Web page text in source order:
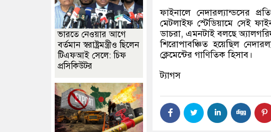
ফাইনালে নেদারল্যান্ডসের
মেটলাইফ স্টেডিয়ামে সেই
ডাচরা,এমনটাই বলছে
শিরোপাবঞ্চিত হয়েছিল
ক্লেমেন্টের গাণিতিক হিসাব।
ট্যাগস
ভারতে নেওয়ার আগে
বর্তমান স্বরাষ্ট্রমন্ত্রীও ছিলেন
টিএফআই সেলে: চিফ
প্রসিকিউটর